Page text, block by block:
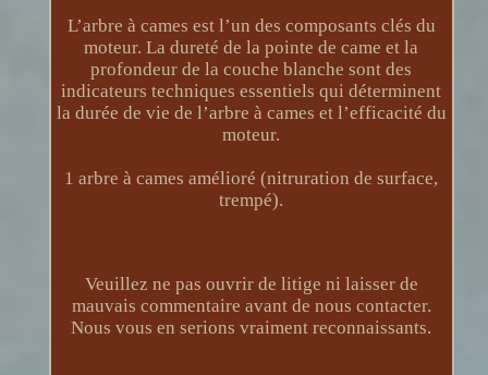
L’arbre à cames est l’un des composants clés du
moteur. La dureté de la pointe de came et la
profondeur de la couche blanche sont des
indicateurs techniques essentiels qui déterminent
la durée de vie de l’arbre à cames et l’efficacité du
moteur.
1 arbre à cames amélioré (nitruration de surface,
trempé).
Veuillez ne pas ouvrir de litige ni laisser de
mauvais commentaire avant de nous contacter.
Nous vous en serions vraiment reconnaissants.